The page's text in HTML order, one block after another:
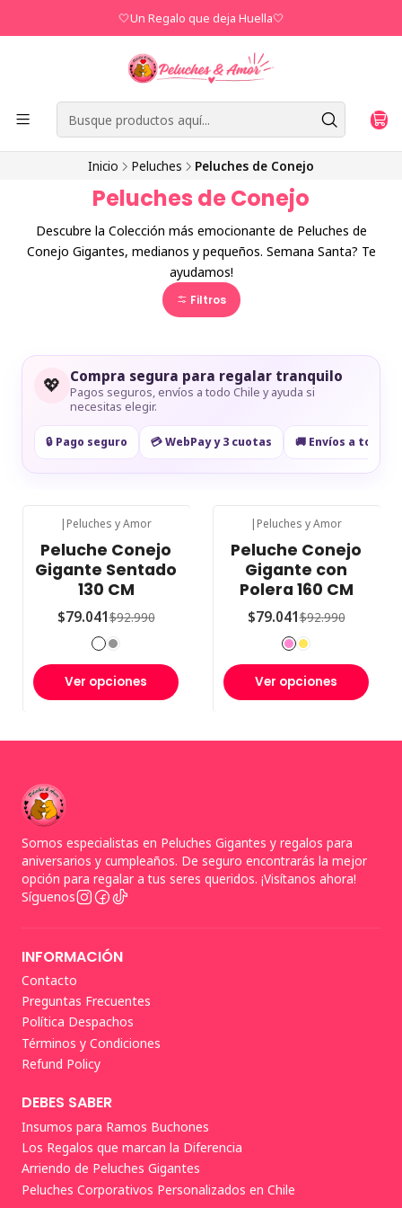
🤍Un Regalo que deja Huella🤍
Inicio Peluches Peluches de Conejo
Peluches de Conejo
Descubre la Colección más emocionante de Peluches de
Conejo Gigantes, medianos y pequeños. Semana Santa? Te
ayudamos!
Filtros
💖 Compra segura para regalar tranquilo
Pagos seguros, envíos a todo Chile y ayuda si
necesitas elegir.
🔒 Pago seguro 💳 WebPay y 3 cuotas 🚚 Envíos a todo
| Peluches y Amor
Peluche Conejo
Gigante Sentado
130 CM
$79.041$92.990
Ver opciones
| Peluches y Amor
Peluche Conejo
Gigante con
Polera 160 CM
$79.041$92.990
Ver opciones
Somos especialistas en Peluches Gigantes y regalos para
aniversarios y cumpleaños. De seguro encontrarás la mejor
opción para regalar a tus seres queridos. ¡Visítanos ahora!
Síguenos
INFORMACIÓN
Contacto
Preguntas Frecuentes
Política Despachos
Términos y Condiciones
Refund Policy
DEBES SABER
Insumos para Ramos Buchones
Los Regalos que marcan la Diferencia
Arriendo de Peluches Gigantes
Peluches Corporativos Personalizados en Chile